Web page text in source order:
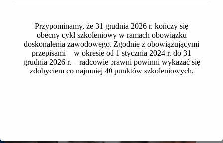
Przypominamy, że 31 grudnia 2026 r. kończy się
obecny cykl szkoleniowy w ramach obowiązku
doskonalenia zawodowego. Zgodnie z obowiązującymi
przepisami – w okresie od 1 stycznia 2024 r. do 31
grudnia 2026 r. – radcowie prawni powinni wykazać się
zdobyciem co najmniej 40 punktów szkoleniowych.